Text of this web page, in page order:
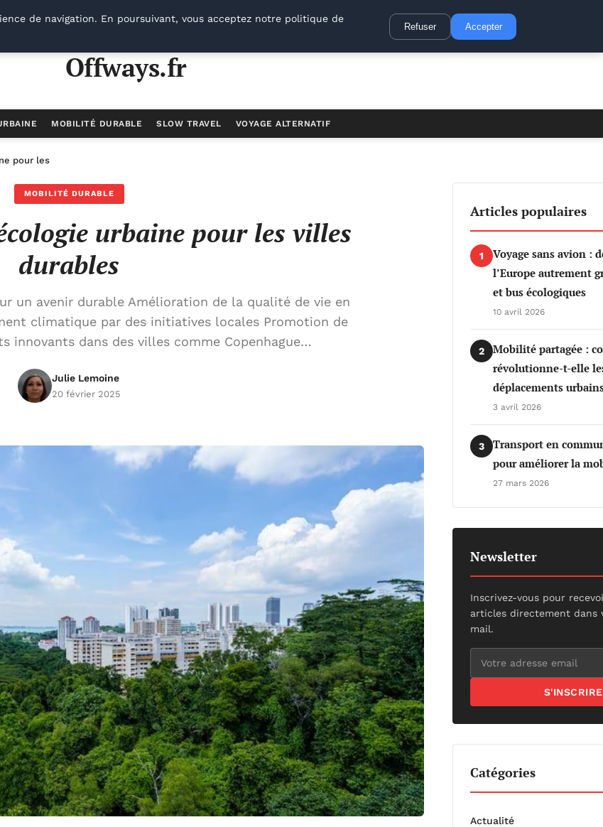
Offways.fr
MOBILITÉ DURABLE SLOW TRAVEL VOYAGE ALTERNATIF
pour les villes durables
MOBILITÉ DURABLE
urbaine pour les villes
durables
un avenir durable Amélioration de la qualité de vie en
climatique par des initiatives locales Promotion de
innovants dans des villes comme Copenhague…
Julie Lemoine
20 février 2025
Articles populaires
1
Voyage sans avion :
l’Europe autrement
et bus écologiques
10 avril 2026
2
Mobilité partagée :
révolutionne-t-elle
déplacements
3 avril 2026
3
Transport en
pour améliorer la
27 mars 2026
Newsletter
Inscrivez-vous pour
articles directement dans
mail.
S'INSCRIRE
Catégories
Actualité
de navigation. En poursuivant, vous acceptez notre politique de
Refuser Accepter